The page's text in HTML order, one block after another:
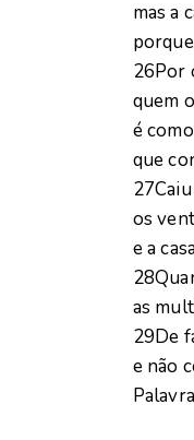
mas a
26Por
quem
é
que
os
e a
as
29De
e não